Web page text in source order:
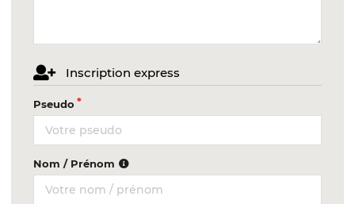
Inscription express
Pseudo
Nom / Prénom